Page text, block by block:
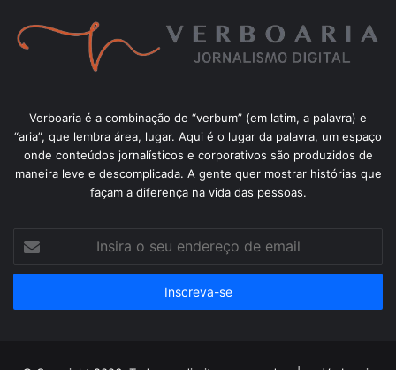
Verboaria é a combinação de “verbum” (em latim, a palavra) e
“aria”, que lembra área, lugar. Aqui é o lugar da palavra, um espaço
onde conteúdos jornalísticos e corporativos são produzidos de
maneira leve e descomplicada. A gente quer mostrar histórias que
façam a diferença na vida das pessoas.
seu
de